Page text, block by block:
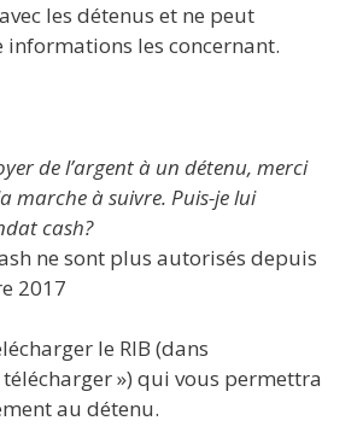
les détenus et ne peut
informations les concernant.
de l’argent à un détenu, merci
marche à suivre. Puis-je lui
cash?
ne sont plus autorisés depuis
2017
le RIB (dans
») qui vous permettra
au détenu.